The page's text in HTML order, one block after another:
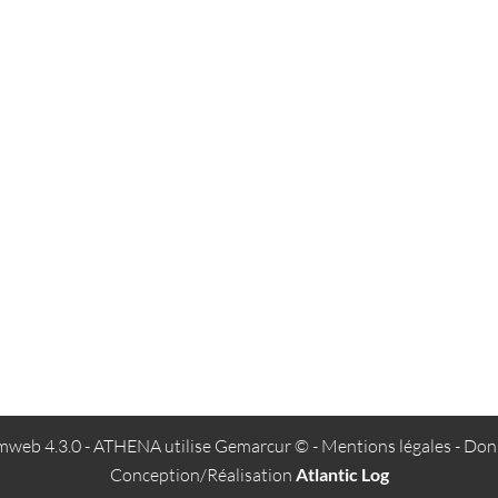
4.3.0- ATHENA utilise Gemarcur ©- Mentions légales -
Conception/Réalisation Atlantic Log